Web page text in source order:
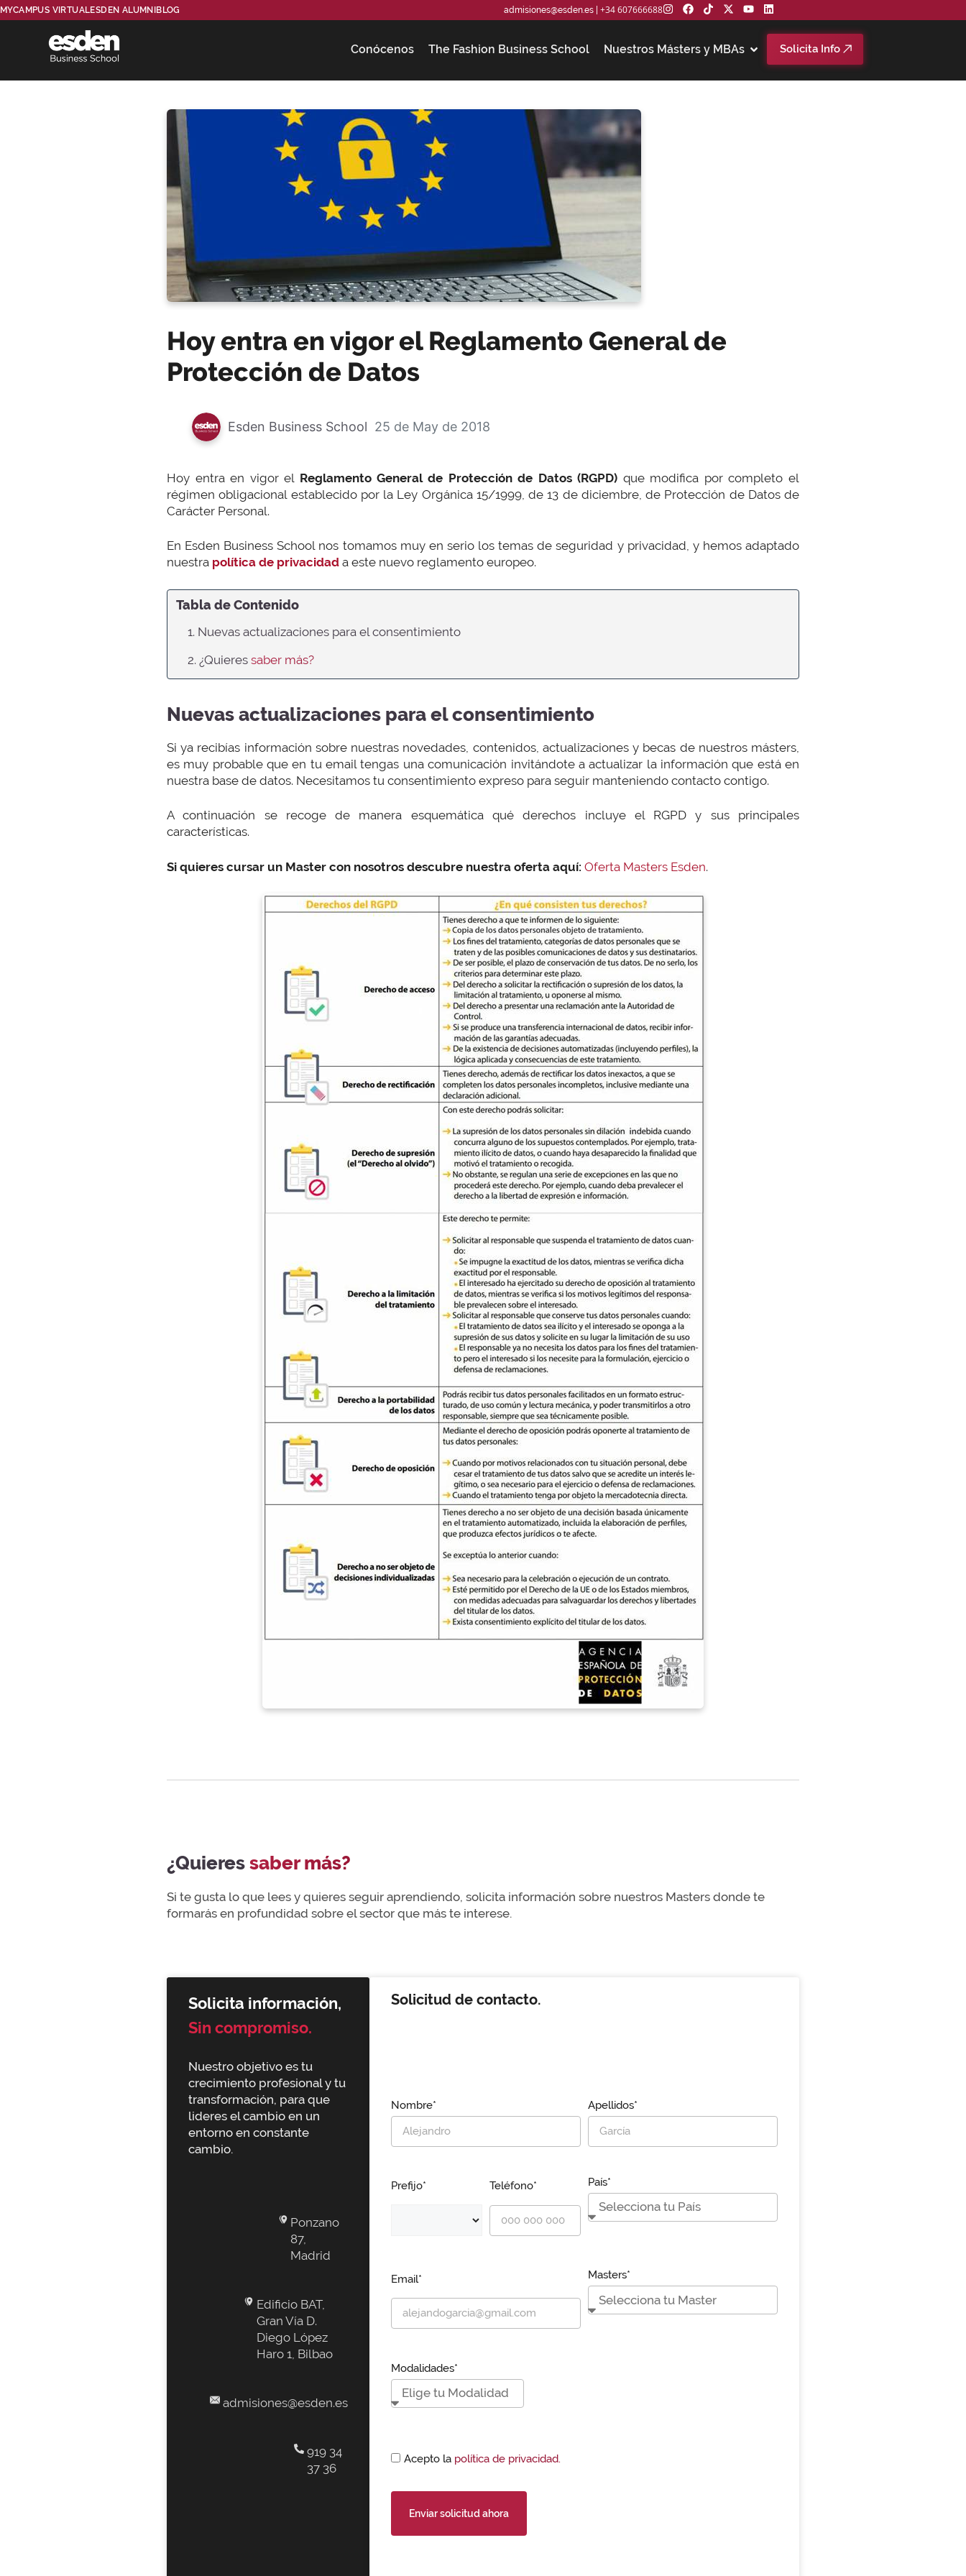
MYCAMPUS VIRTUALESDEN ALUMNI BLOG admisiones@esden.es| +34 607666688
Conócenos The Fashion Business School Nuestros Másters y MBAs Solicita Info
Hoy entra en vigor el Reglamento General de
Protección de Datos
Esden Business School 25 de May de 2018
Hoy entra en vigor el Reglamento General de Protección de Datos (RGPD) que modifica por completo el
régimen obligacional establecido por la Ley Orgánica 15/1999, de 13 de diciembre, de Protección de Datos de
Carácter Personal.
En Esden Business School nos tomamos muy en serio los temas de seguridad y privacidad, y hemos adaptado
nuestra política de privacidad a este nuevo reglamento europeo.
Tabla de Contenido
1. Nuevas actualizaciones para el consentimiento
2. ¿Quieres saber más?
Nuevas actualizaciones para el consentimiento
Si ya recibías información sobre nuestras novedades, contenidos, actualizaciones y becas de nuestros másters,
es muy probable que en tu email tengas una comunicación invitándote a actualizar la información que está en
nuestra base de datos. Necesitamos tu consentimiento expreso para seguir manteniendo contacto contigo.
A continuación se recoge de manera esquemática qué derechos incluye el RGPD y sus principales
características.
Si quieres cursar un Master con nosotros descubre nuestra oferta aquí: Oferta Masters Esden.
¿Quieressaber más?
Si te gusta lo que lees y quieres seguir aprendiendo, solicita información sobre nuestros Masters donde te
formarás en profundidad sobre el sector que más te interese.
Solicita información,
Sin compromiso.
Nuestro objetivo es tu
crecimiento profesional y tu
transformación, para que
lideres el cambio en un
entorno en constante
cambio.
Ponzano
87,
Madrid
Edificio BAT,
Gran Vía D.
Diego López
Haro 1, Bilbao
admisiones@esden.es
919 34
37 36
Solicitud de contacto.
Nombre* Apellidos*
Prefijo* Teléfono* País*
Email* Masters*
Modalidades*
Acepto la política de privacidad.
Enviar solicitud ahora